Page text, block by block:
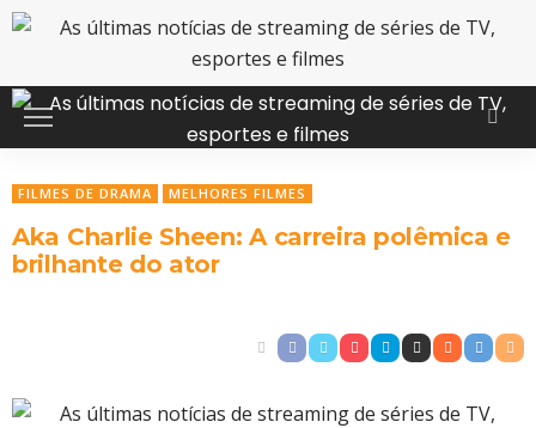
FILMES DE DRAMA MELHORES FILMES
Aka Charlie Sheen: A carreira polêmica e
brilhante do ator